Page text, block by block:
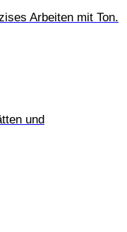
Arbeiten mit Ton.
und